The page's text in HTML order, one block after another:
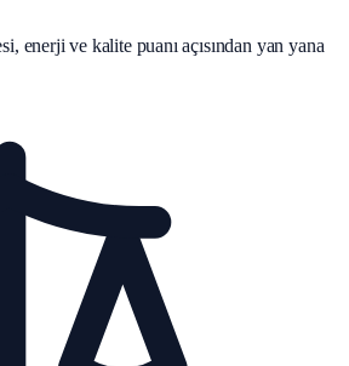
enerji ve kalite puanı açısından yan yana